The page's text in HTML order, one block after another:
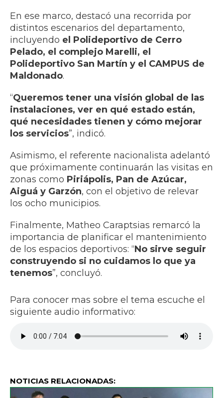
En ese marco, destacó una recorrida por
distintos escenarios del departamento,
incluyendo el Polideportivo de Cerro
Pelado, el complejo Marelli, el
Polideportivo San Martín y el CAMPUS de
Maldonado.
“Queremos tener una visión global de las
instalaciones, ver en qué estado están,
qué necesidades tienen y cómo mejorar
los servicios”, indicó.
Asimismo, el referente nacionalista adelantó
que próximamente continuarán las visitas en
zonas como Piriápolis, Pan de Azúcar,
Aiguá y Garzón, con el objetivo de relevar
los ocho municipios.
Finalmente, Matheo Caraptsias remarcó la
importancia de planificar el mantenimiento
de los espacios deportivos: “No sirve seguir
construyendo si no cuidamos lo que ya
tenemos”, concluyó.
Para conocer mas sobre el tema escuche el
siguiente audio informativo:
NOTICIAS RELACIONADAS: